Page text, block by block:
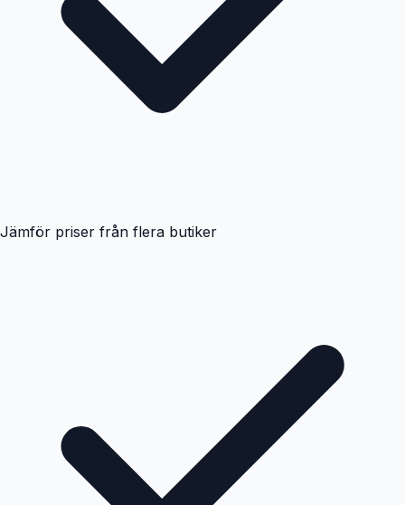
Jämför priser från flera butiker